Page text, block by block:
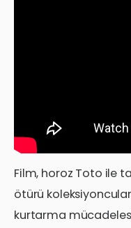
Film, horoz Toto ile
ötürü
kurtarma